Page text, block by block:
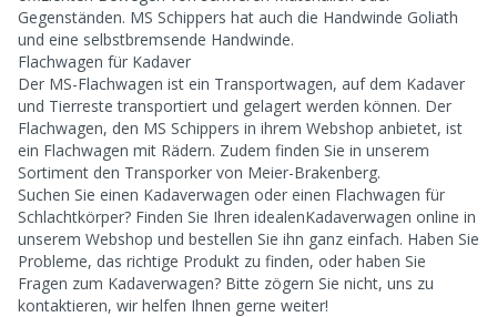
Gegenständen. MS Schippers hat auch die Handwinde Goliath
und eine selbstbremsende Handwinde.
Flachwagen für Kadaver
Der MS-Flachwagen ist ein Transportwagen, auf dem Kadaver
und Tierreste transportiert und gelagert werden können. Der
Flachwagen, den MS Schippers in ihrem Webshop anbietet, ist
ein Flachwagen mit Rädern. Zudem finden Sie in unserem
Sortiment den Transporker von Meier-Brakenberg.
Suchen Sie einen Kadaverwagen oder einen Flachwagen für
Schlachtkörper? Finden Sie Ihren idealenKadaverwagen online in
unserem Webshop und bestellen Sie ihn ganz einfach. Haben Sie
Probleme, das richtige Produkt zu finden, oder haben Sie
Fragen zum Kadaverwagen? Bitte zögern Sie nicht, uns zu
kontaktieren, wir helfen Ihnen gerne weiter!